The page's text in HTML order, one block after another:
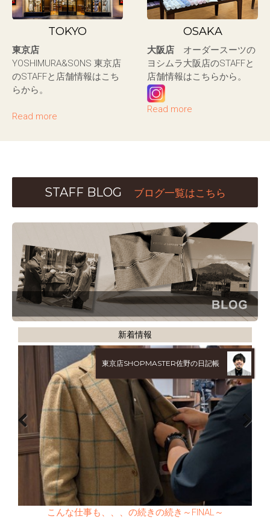
TOKYO
東京店
YOSHIMURA&SONS 東京店
のSTAFFと店舗情報はこち
らから。
Read more
OSAKA
大阪店 オーダースーツの
ヨシムラ大阪店のSTAFFと
店舗情報はこちらから。
Read more
STAFF BLOG ブログ一覧はこちら
新着情報
東京店SHOPMASTER佐野の日記帳
こんな仕事も、、、の続きの続き～FINAL～
大阪店SHOPMASTER河本の日記帳
まだまだありまっせ！